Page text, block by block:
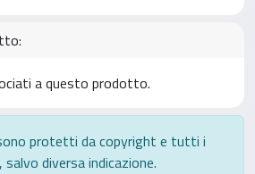
a questo prodotto.
protetti da copyright e tutti i
diversa indicazione.